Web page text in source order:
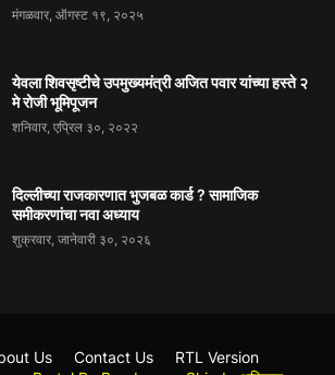
मंगळवार, ऑगस्ट १९, २०२५
येवला शिवसृष्टीचे उपमुख्यमंत्री अजित पवार यांच्या हस्ते २
मे रोजी भूमिपूजन
शनिवार, एप्रिल ३०, २०२२
दिल्लीच्या राजकारणात भुजबळ कार्ड ? सामाजिक
समीकरणांचा नवा अध्याय
शुक्रवार, जानेवारी ३०, २०२६
Us Contact Us
RTL Version